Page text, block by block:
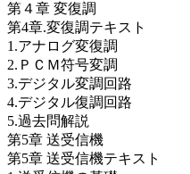
第４章 変復調
第4章.変復調テキスト
1.アナログ変復調
2.ＰＣＭ符号変調
3.デジタル変調回路
4.デジタル復調回路
5.過去問解説
第5章 送受信機
第5章 送受信機テキスト